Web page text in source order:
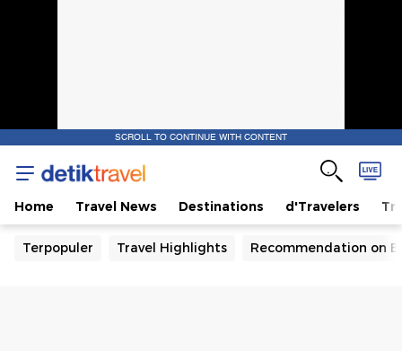
SCROLL TO CONTINUE WITH CONTENT
Home Travel News Destinations d'Travelers
Terpopuler Travel Highlights Recommendation on